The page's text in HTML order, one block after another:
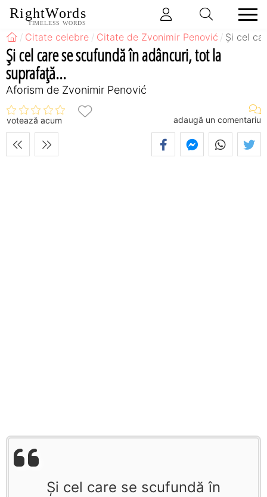
RightWords
TIMELESS WORDS
Citate celebre Citate de Zvonimir Penović Şi cel
Şi cel care se scufundă în adâncuri, tot la
suprafaţă...
Aforism de Zvonimir Penović
votează acum adaugă un comentariu
Şi cel care se scufundă în